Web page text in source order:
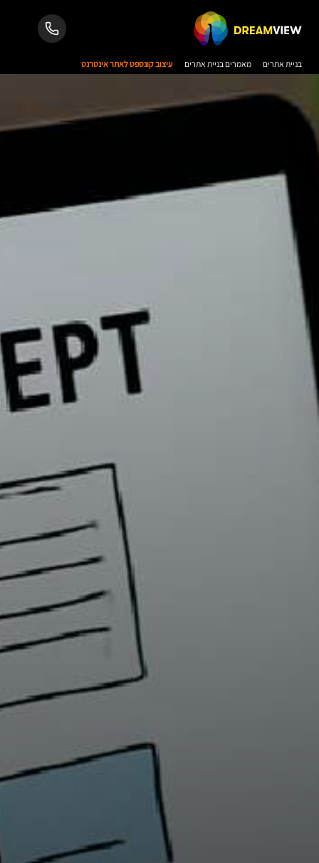
בניית אתרים מאמרים בניית אתרים עיצוב קונספט לאתר אינטרנט